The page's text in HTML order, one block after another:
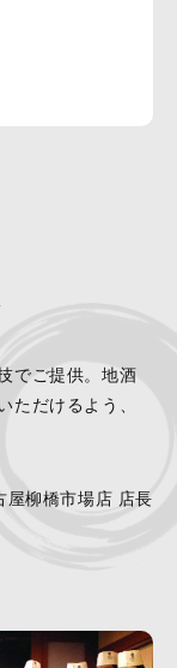
でご提供。地酒
ただけるよう、
屋柳橋市場店 店長